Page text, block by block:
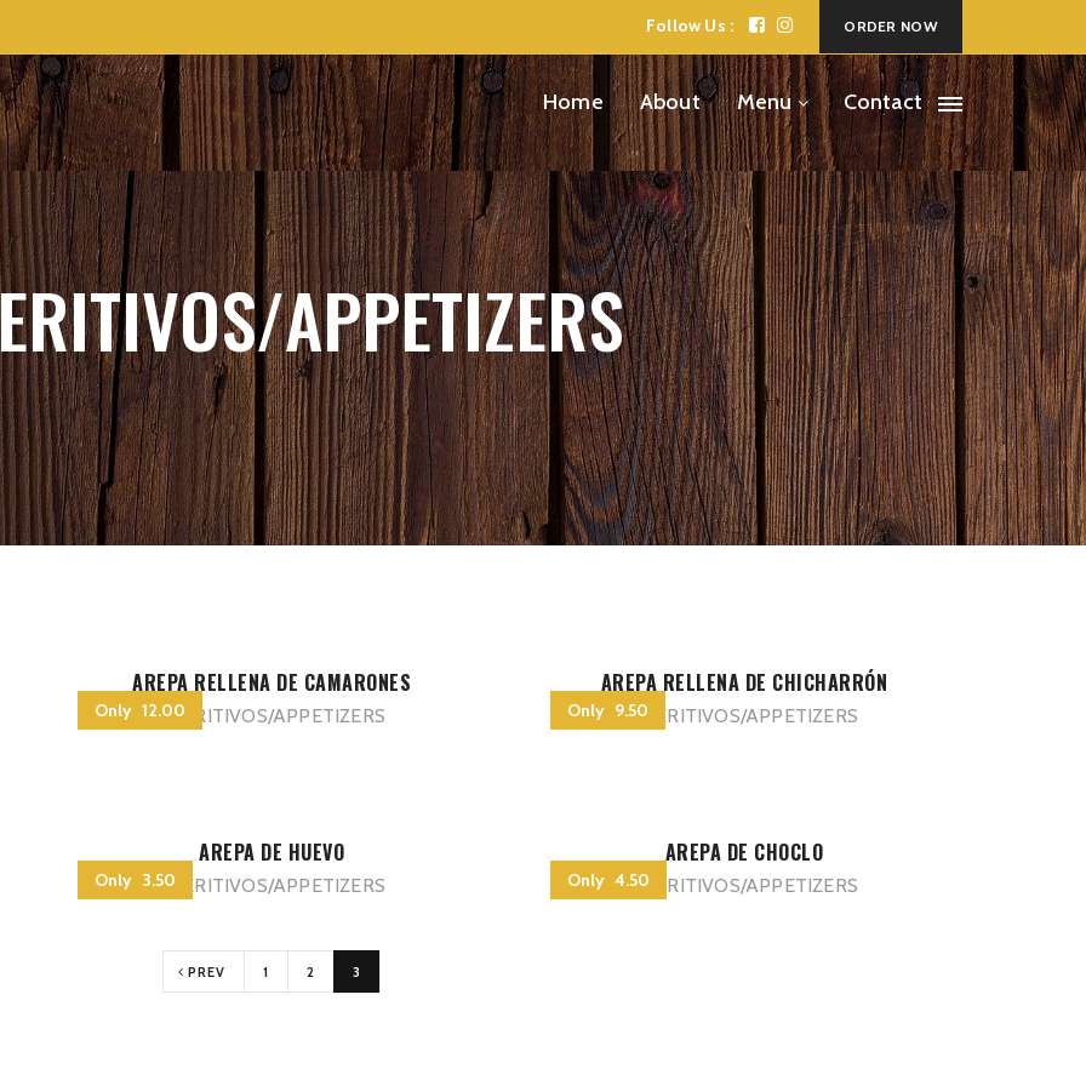
Follow Us : ORDER NOW
Home About Menu Contact
APPETIZERS
Only 12.00
AREPA RELLENA DE CAMARONES
APERITIVOS/APPETIZERS Only 9.50
AREPA RELLENA DE CHICHARRÓN
APERITIVOS/APPETIZERS
Only 3.50
AREPA DE HUEVO
APERITIVOS/APPETIZERS Only 4.50
AREPA DE CHOCLO
APERITIVOS/APPETIZERS
PREV 1 2 3